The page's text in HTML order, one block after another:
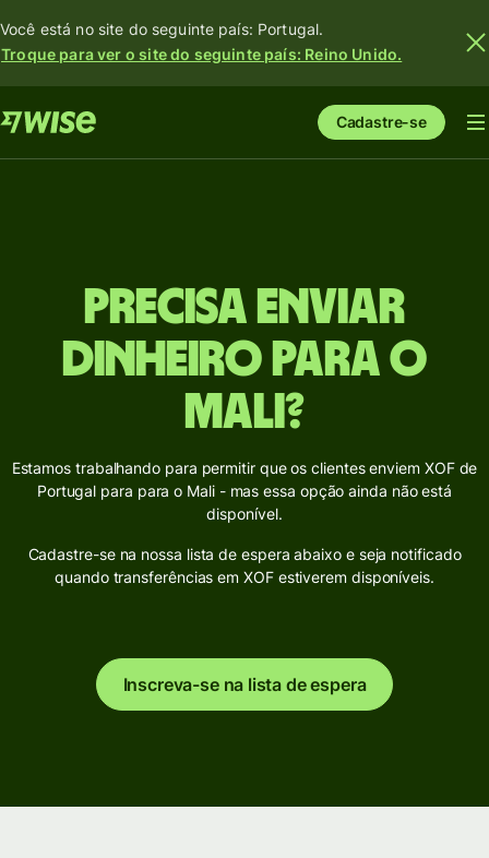
Você está no site do seguinte país: Portugal.
Troque para ver o site do seguinte país: Reino Unido.
Cadastre-se
Precisa enviar
dinheiro para o
Mali?
Estamos trabalhando para permitir que os clientes enviem XOF de
Portugal para para o Mali - mas essa opção ainda não está
disponível.
Cadastre-se na nossa lista de espera abaixo e seja notificado
quando transferências em XOF estiverem disponíveis.
Inscreva-se na lista de espera